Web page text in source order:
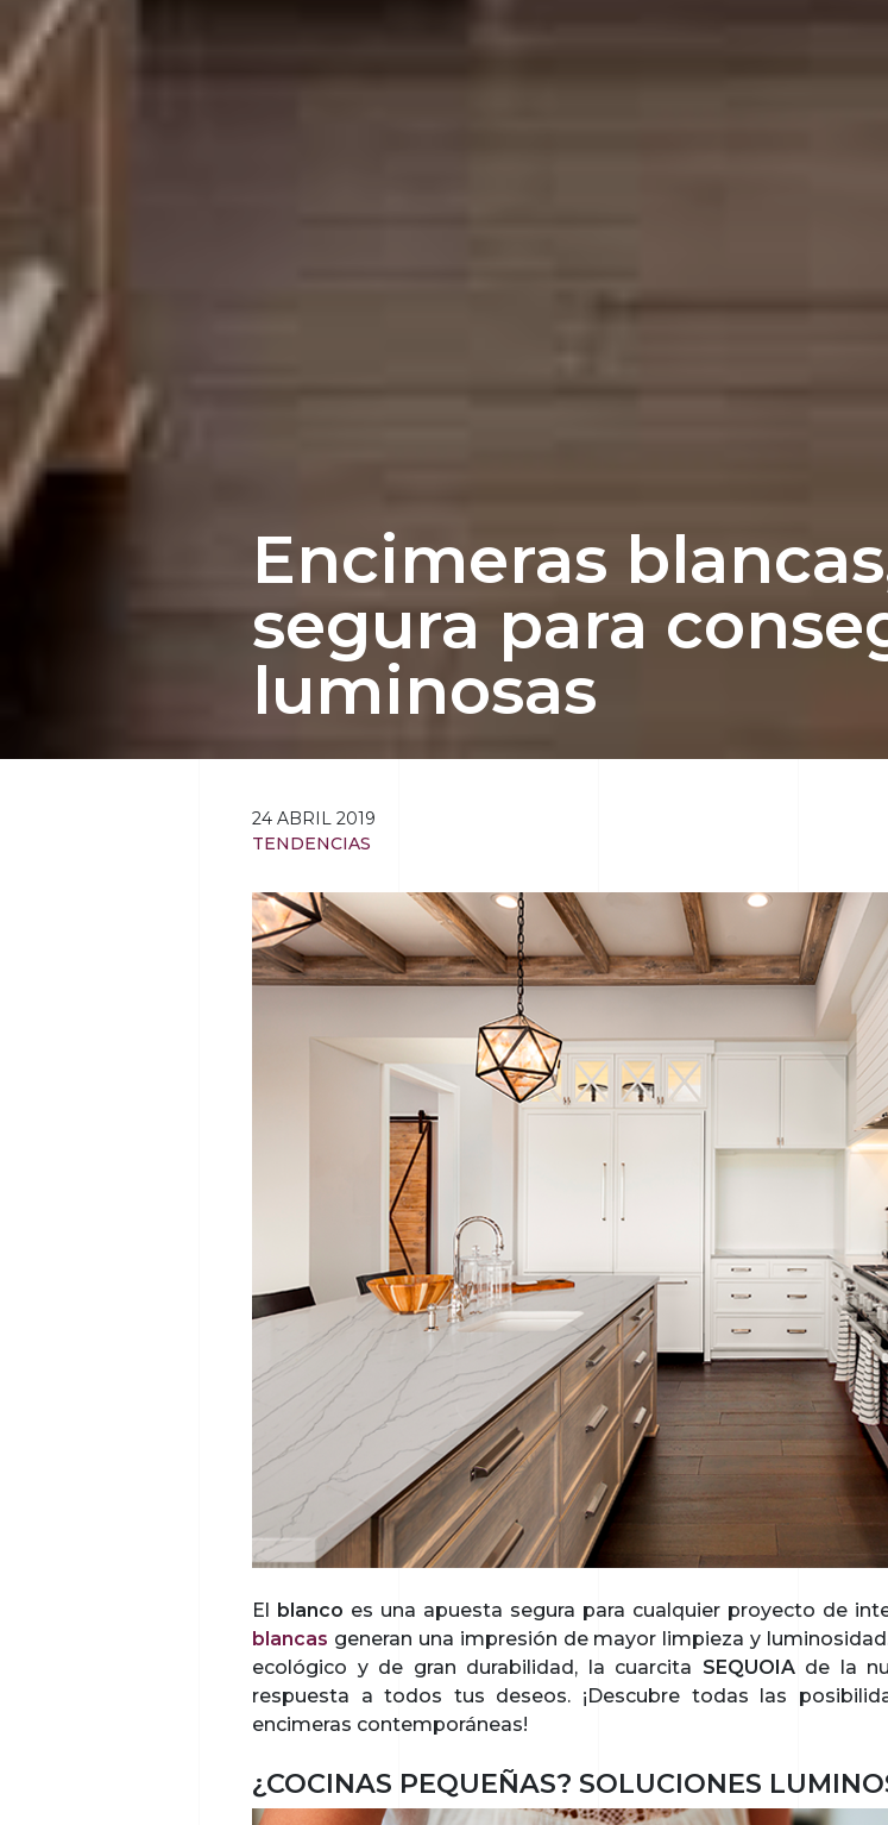
Encimeras
segura para
luminosas
24 ABRIL 2019
TENDENCIAS
El blanco es una apuesta segura para cualquier proyecto de
blancas generan una impresión de mayor limpieza y
ecológico y de gran durabilidad, la cuarcita SEQUOIAde la
respuesta a todos tus deseos. ¡Descubre todas las
encimeras contemporáneas!
¿COCINAS PEQUEÑAS? SOLUCIONES